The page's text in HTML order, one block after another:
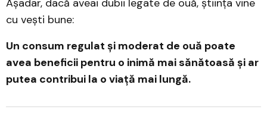
Așadar, dacă aveai dubii legate de ouă, știința vine
cu vești bune:
Un consum regulat și moderat de ouă poate
avea beneficii pentru o inimă mai sănătoasă și ar
putea contribui la o viață mai lungă.